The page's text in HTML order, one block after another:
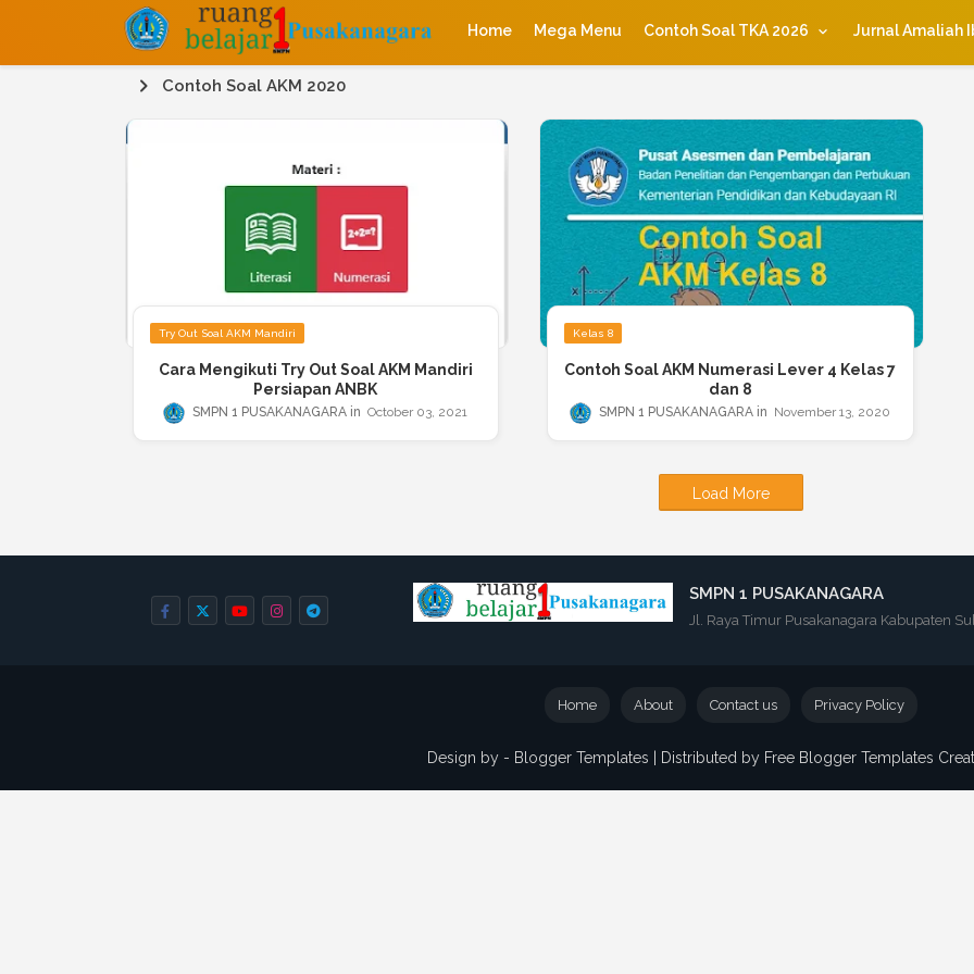
Home Mega Menu Contoh Soal TKA 2026 Jurnal Amaliah
Contoh Soal AKM 2020
Try Out Soal AKM Mandiri
Cara Mengikuti Try Out Soal AKM Mandiri
Persiapan ANBK
SMPN 1 PUSAKANAGARA October 03, 2021
Kelas 8
Contoh Soal AKM Numerasi Lever 4 Kelas 7
dan 8
SMPN 1 PUSAKANAGARA November 13, 2020
Load More
SMPN 1 PUSAKANAGARA
Jl. Raya Timur Pusakanagara Kabupaten
Design by - Blogger Templates | Distributed by Free Blogger Templates
Home About Contact us Privacy Policy